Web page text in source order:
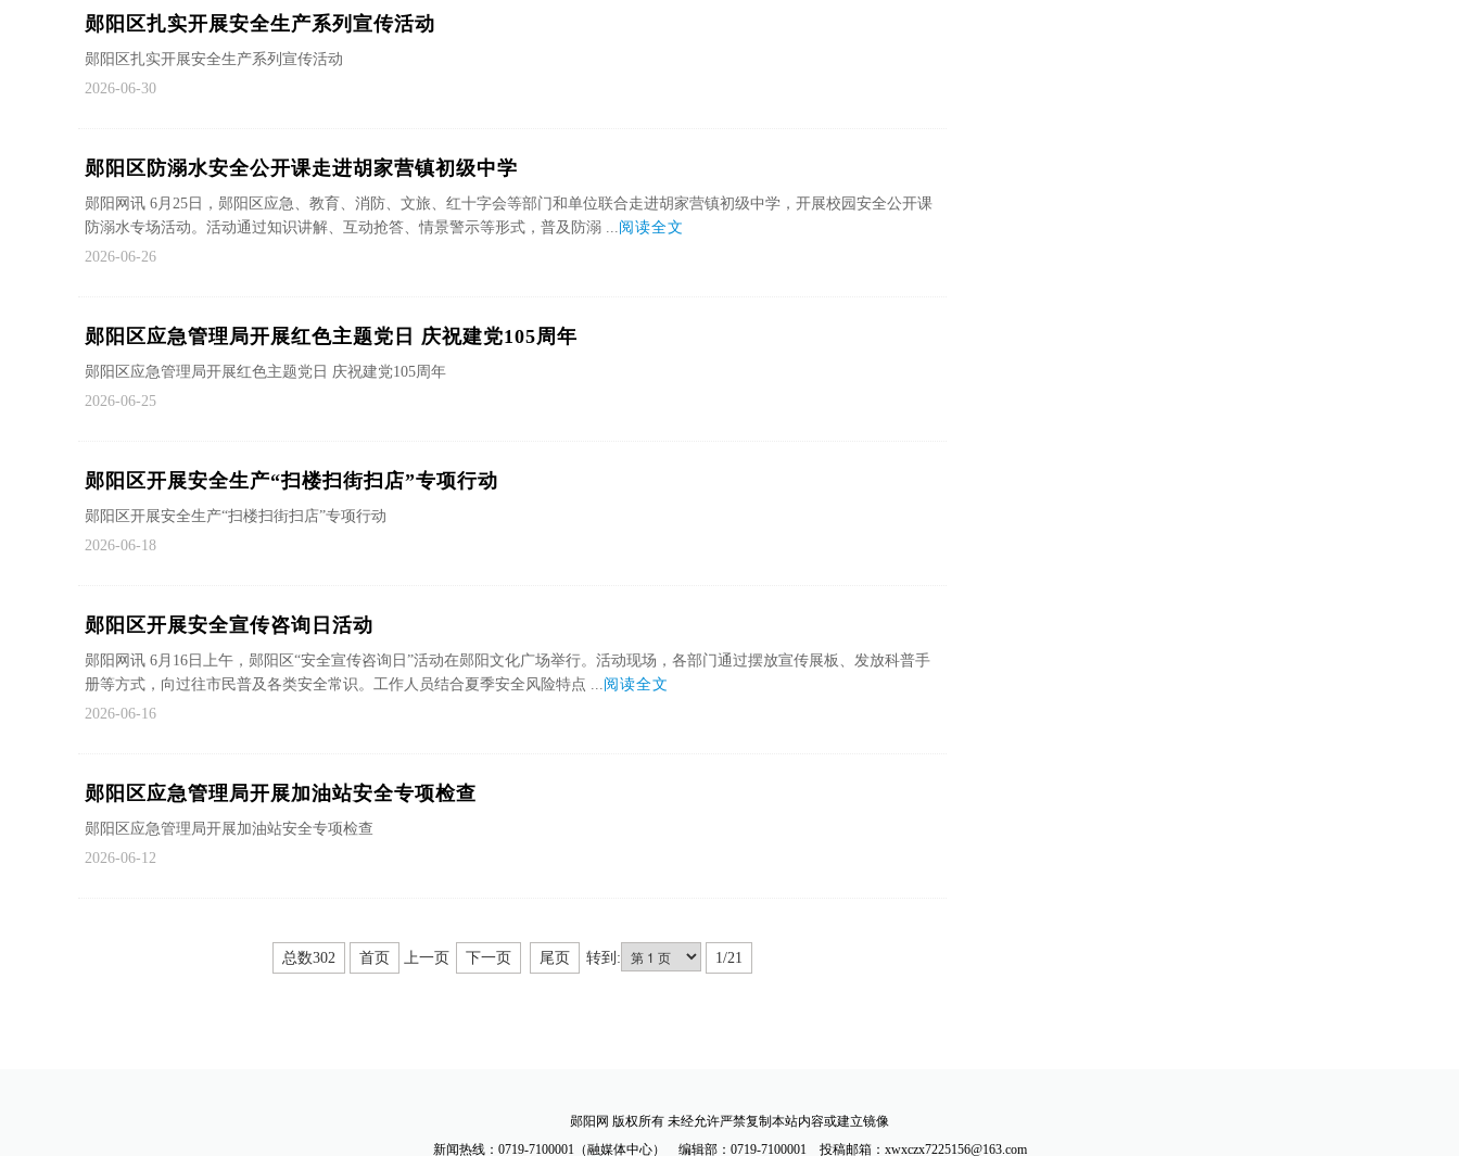
郧阳区扎实开展安全生产系列宣传活动
郧阳区扎实开展安全生产系列宣传活动
2026-06-30
郧阳区防溺水安全公开课走进胡家营镇初级中学
郧阳网讯 6月25日，郧阳区应急、教育、消防、文旅、红十字会等部门和单位联合走进胡家营镇初级中学，开展校园安全公开课
防溺水专场活动。活动通过知识讲解、互动抢答、情景警示等形式，普及防溺 ...阅读全文
2026-06-26
郧阳区应急管理局开展红色主题党日 庆祝建党105周年
郧阳区应急管理局开展红色主题党日 庆祝建党105周年
2026-06-25
郧阳区开展安全生产“扫楼扫街扫店”专项行动
郧阳区开展安全生产“扫楼扫街扫店”专项行动
2026-06-18
郧阳区开展安全宣传咨询日活动
郧阳网讯 6月16日上午，郧阳区“安全宣传咨询日”活动在郧阳文化广场举行。活动现场，各部门通过摆放宣传展板、发放科普手
册等方式，向过往市民普及各类安全常识。工作人员结合夏季安全风险特点 ...阅读全文
2026-06-16
郧阳区应急管理局开展加油站安全专项检查
郧阳区应急管理局开展加油站安全专项检查
2026-06-12
总数302 首页 上一页 下一页 尾页 转到: 1/21
郧阳网 版权所有 未经允许严禁复制本站内容或建立镜像
新闻热线：0719-7100001（融媒体中心） 编辑部：0719-7100001 投稿邮箱：xwxczx7225156@163.com